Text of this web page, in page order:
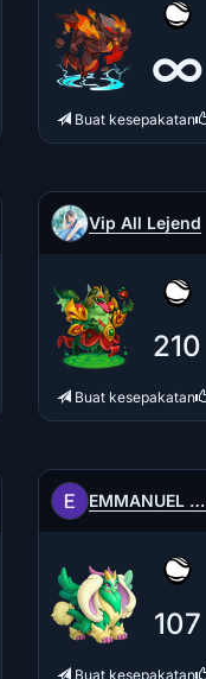
∞
Buat kesepakatan
Vip All Lejend
210
Buat kesepakatan
EMMANUEL HERRERA
107
Buat kesepakatan